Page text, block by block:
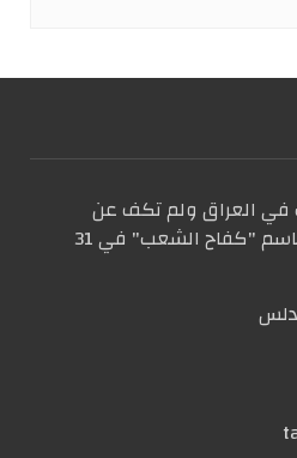
العراق ولم تكف عن
الصدور. عددها الأول صدر باسم "كفاح الشعب" في 31